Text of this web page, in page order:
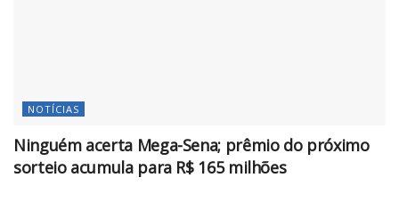
NOTÍCIAS
Ninguém acerta Mega-Sena; prêmio do próximo
sorteio acumula para R$ 165 milhões